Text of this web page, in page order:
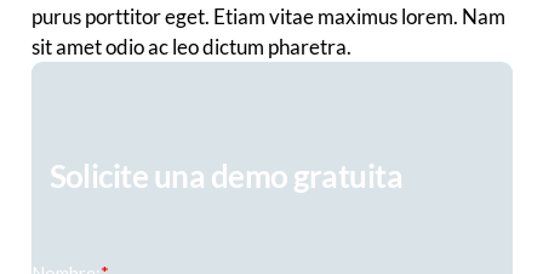
purus porttitor eget. Etiam vitae maximus lorem. Nam
sit amet odio ac leo dictum pharetra.
Solicite una demo gratuita